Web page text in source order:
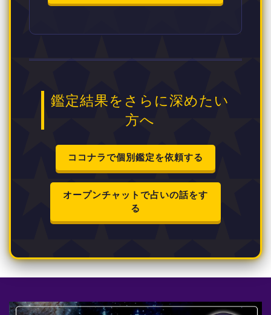
鑑定結果をさらに深めたい
方へ
ココナラで個別鑑定を依頼する
オープンチャットで占いの話をす
る